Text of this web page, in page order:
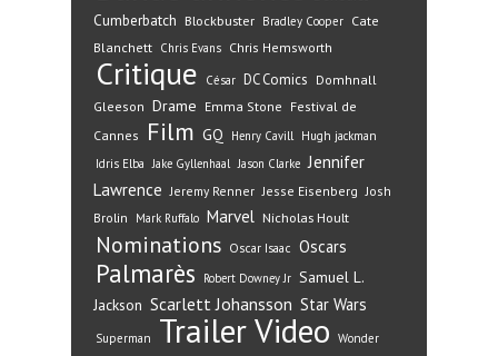
Cumberbatch Blockbuster Bradley Cooper Cate
Blanchett Chris Evans Chris Hemsworth
Critique César DC Comics Domhnall
Gleeson Drame Emma Stone Festival de
Cannes
Film GQ Henry Cavill Hugh jackman
Idris Elba Jake Gyllenhaal Jason Clarke Jennifer
Lawrence Jeremy Renner Jesse Eisenberg Josh
Brolin
Mark Ruffalo Marvel Nicholas Hoult
Nominations Oscar Isaac Oscars
Palmarès Robert Downey Jr Samuel L.
Jackson Scarlett Johansson Star Wars
Superman TrailerVideo Wonder